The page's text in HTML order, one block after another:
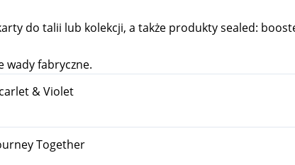
do talii lub kolekcji, a także produkty sealed:
wady fabryczne.
& Violet
Together